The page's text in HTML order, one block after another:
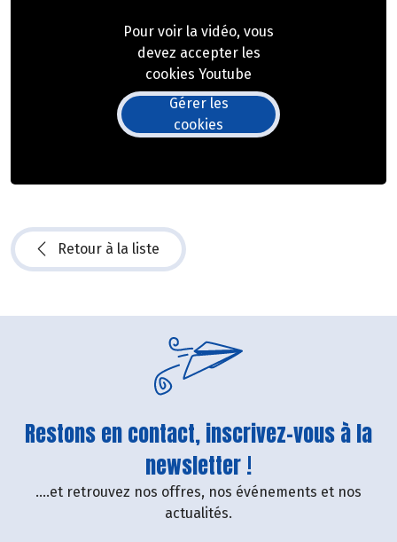
Pour voir la vidéo, vous
devez accepter les
cookies Youtube
Gérer les
cookies
Retour à la liste
Restons en contact, inscrivez-vous à la
newsletter !
....et retrouvez nos offres, nos événements et nos
actualités.